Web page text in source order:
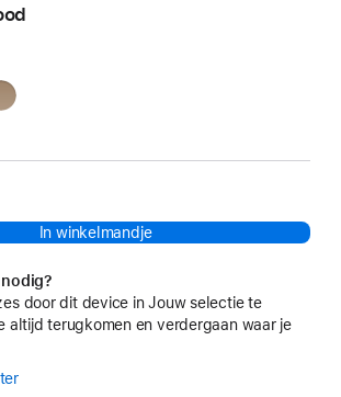
In winkelmandje
door dit device in Jouw selectie te
altijd terugkomen en verdergaan waar je